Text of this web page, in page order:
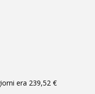
era 239,52 €